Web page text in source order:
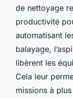
de nettoyage
productivité
automatisant
balayage,
libèrent les
Cela leur
missions à